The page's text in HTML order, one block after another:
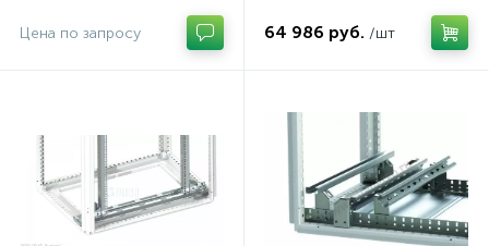
стали, с перемычкой
Цена по запросу 64 986 руб. /шт